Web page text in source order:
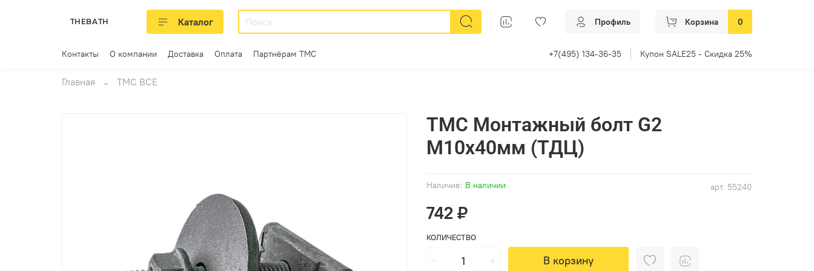
THEBATH Каталог Профиль Корзина 0
Контакты О компании Доставка Оплата Партнёрам ТМС +7(495) 134-36-35 Купон SALE25 - Скидка 25%
Главная ТМС ВСЕ
арт. 55240
Наличие: В наличии
ТМС Монтажный болт G2
M10x40мм (ТДЦ)
742 ₽
КОЛИЧЕСТВО
В корзину